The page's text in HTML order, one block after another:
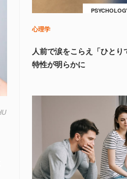
心理学
人前で涙をこらえ「ひと
特性が明らかに